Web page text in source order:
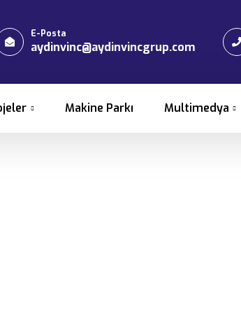
E-Posta
aydinvinc@aydinvincgrup.com
Makine Parkı Multimedya